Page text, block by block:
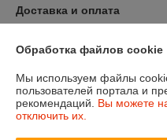
Доставка и оплата
График работы
Полная версия сайта
Политика обработки
Обработка файлов cookie
Мы используем файлы
пользователей портала и
рекомендаций. Вы можете
отключить их.